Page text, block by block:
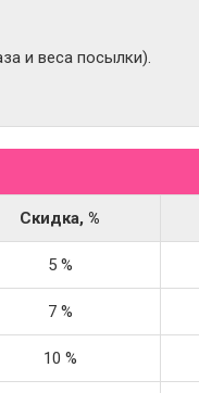
и веса посылки).
Скидка, %
5 %
7 %
10 %